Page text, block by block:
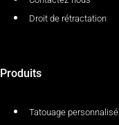
Droit de rétractation
Produits
Tatouage personnalisé